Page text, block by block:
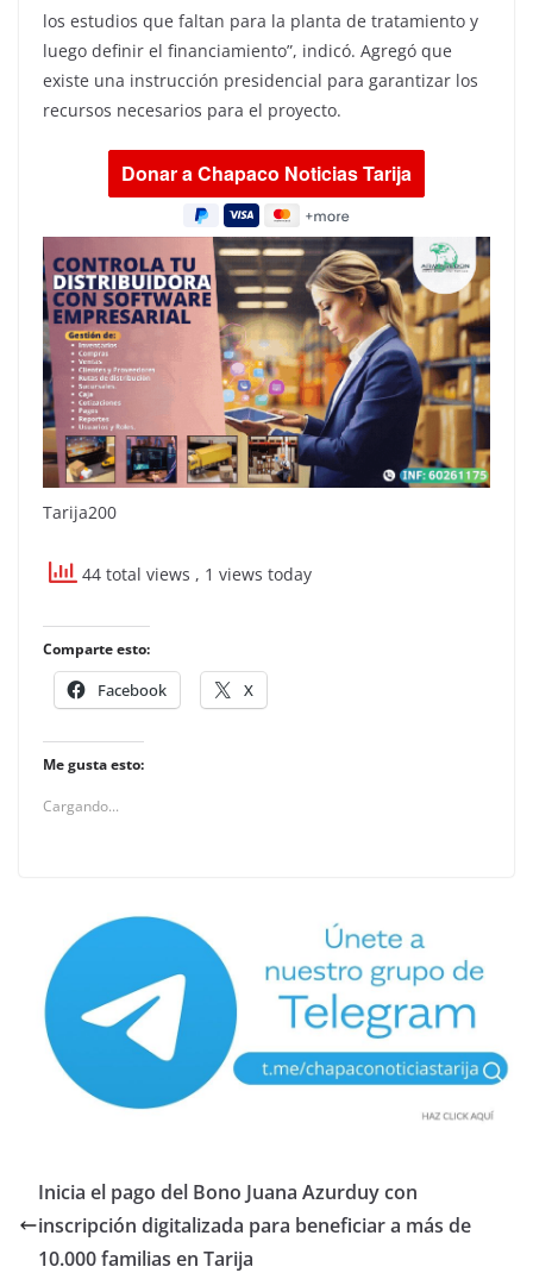
los estudios que faltan para la planta de tratamiento y
luego definir el financiamiento”, indicó. Agregó que
existe una instrucción presidencial para garantizar los
recursos necesarios para el proyecto.
Tarija200
44 total views , 1 views today
Comparte esto:
Facebook X
Me gusta esto:
Cargando...
Inicia el pago del Bono Juana Azurduy con
inscripción digitalizada para beneficiar a más de
10.000 familias en Tarija